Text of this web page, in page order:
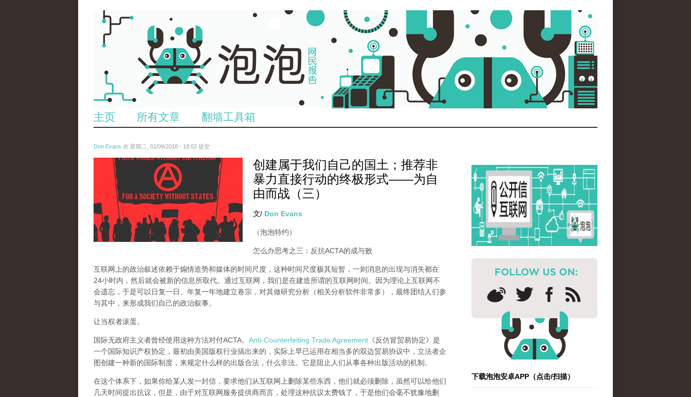
主页 所有文章 翻墙工具箱
Don Evans 在 星期二, 01/09/2018 - 18:02 提交
wechatimg875.jpeg
创建属于我们自己的国土；推荐非
暴力直接行动的终极形式——为自
由而战（三）
文/ Don Evans
（泡泡特约）
怎么办思考之三：反抗ACTA的成与败
互联网上的政治叙述依赖于煽情造势和媒体的时间尺度，这种时间尺度极其短暂，一则消息的出现与消失都在
24小时内，然后就会被新的信息所取代。通过互联网，我们是在建造所谓的互联网时间。因为理论上互联网不
会遗忘，于是可以日复一日、年复一年地建立卷宗，对其做研究分析（相关分析软件非常多）， 最终团结人们参
与其中，来形成我们自己的政治叙事。
让当权者滚蛋。
国际无政府主义者曾经使用这种方法对付ACTA。 Anti-Counterfeiting Trade Agreement 《反仿冒贸易协定》是
一个国际知识产权协定，最初由美国版权行业搞出来的，实际上早已运用在相当多的双边贸易协议中，立法者企
图创建一种新的国际制度，来规定什么样的出版合法，什么非法。它是阻止人们从事各种出版活动的机制。
在这个体系下，如果你给某人发一封信，要求他们从互联网上删除某些东西，他们就必须删除，虽然可以给他们
几天时间提出抗议，但是，由于对互联网服务提供商而言，处理这种抗议太费钱了，于是他们会毫不犹豫地删
下载泡泡安卓APP（点击/扫描）